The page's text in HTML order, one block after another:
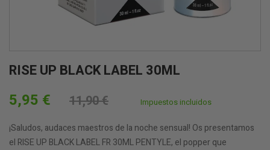
RISE UP BLACK LABEL 30ML
5,95 € 11,90 € Impuestos incluidos
¡Saludos, audaces maestros de la noche sensual! Os presentamos
el RISE UP BLACK LABEL FR 30ML PENTYLE, el popper que